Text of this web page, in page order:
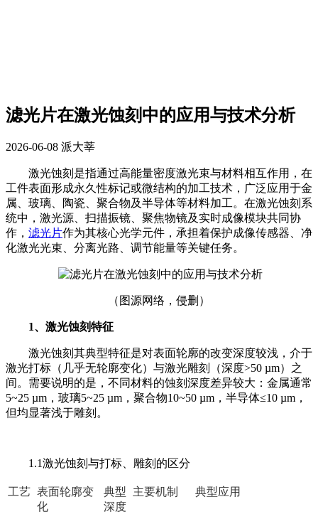
滤光片在激光蚀刻中的应用与技术分析
2026-06-08 派大莘
激光蚀刻是指通过高能量密度激光束与材料相互作用，在
工件表面形成永久性标记或微结构的加工技术，广泛应用于金
属、玻璃、陶瓷、聚合物及半导体等材料加工。在激光蚀刻系
统中，激光源、扫描振镜、聚焦物镜及实时成像模块共同协
作， 滤光片作为其核心光学元件，承担着保护成像传感器、净
化激光光束、分离光路、调节能量等关键任务。
（图源网络，侵删）
1、激光蚀刻特征
激光蚀刻其典型特征是对表面轮廓的改变深度较浅，介于
激光打标（几乎无轮廓变化）与激光雕刻（深度>50 µm）之
间。需要说明的是，不同材料的蚀刻深度差异较大：金属通常
5~25 µm，玻璃5~25 µm，聚合物10~50 µm，半导体≤10 µm，
但均显著浅于雕刻。
1.1激光蚀刻与打标、雕刻的区分
工艺 表面轮廓变
化
典型
深度
主要机制 典型应用